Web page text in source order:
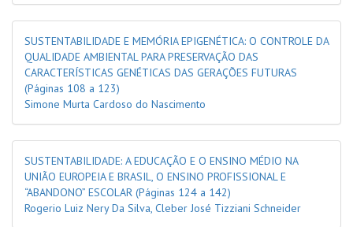
SUSTENTABILIDADE E MEMÓRIA EPIGENÉTICA: O CONTROLE DA
QUALIDADE AMBIENTAL PARA PRESERVAÇÃO DAS
CARACTERÍSTICAS GENÉTICAS DAS GERAÇÕES FUTURAS
(Páginas 108 a 123)
Simone Murta Cardoso do Nascimento
SUSTENTABILIDADE: A EDUCAÇÃO E O ENSINO MÉDIO NA
UNIÃO EUROPEIA E BRASIL, O ENSINO PROFISSIONAL E
“ABANDONO” ESCOLAR (Páginas 124 a 142)
Rogerio Luiz Nery Da Silva, Cleber José Tizziani Schneider